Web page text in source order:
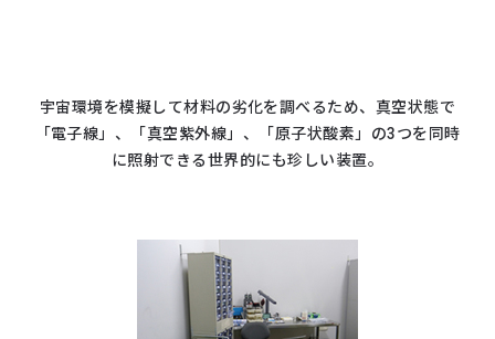
宇宙環境を模擬して材料の劣化を調べるため、真空状態で
「電子線」、「真空紫外線」、
「原子状酸素」の3つを同時
に照射できる世界的にも珍しい装置。